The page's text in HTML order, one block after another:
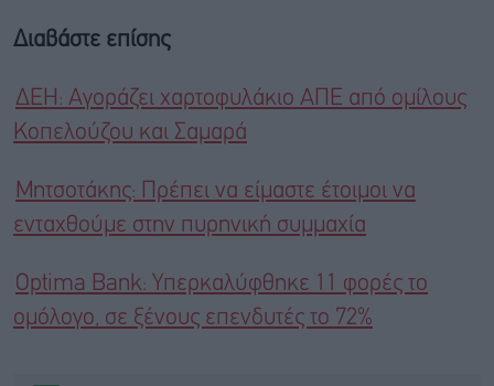
Διαβάστε επίσης
ΔΕΗ: Αγοράζει χαρτοφυλάκιο ΑΠΕ από ομίλους
Κοπελούζου και Σαμαρά
Μητσοτάκης: Πρέπει να είμαστε έτοιμοι να
ενταχθούμε στην πυρηνική συμμαχία
Optima Bank: Υπερκαλύφθηκε 11 φορές το
ομόλογο, σε ξένους επενδυτές το 72%